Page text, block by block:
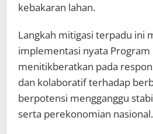
kebakaran lahan.
Langkah mitigasi terpadu ini
implementasi nyata Program
menitikberatkan pada
dan kolaboratif terhadap
berpotensi mengganggu
serta perekonomian nasional.